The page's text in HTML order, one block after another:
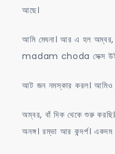
আছে।
আমি মেঘনা। আর এ হল
madam choda সেক্স উইথ
আট জন নমস্কার করল। আমিও
অম্বর, বাঁ দিক থেকে শুরু
অনঙ্গ। রম্ভা আর কন্দর্প।